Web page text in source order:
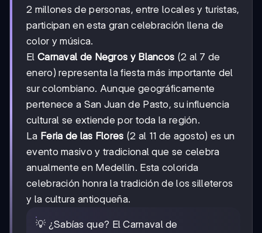
2 millones de personas, entre locales y turistas,
participan en esta gran celebración llena de
color y música.
El Carnaval de Negros y Blancos (2 al 7 de
enero) representa la fiesta más importante del
sur colombiano. Aunque geográficamente
pertenece a San Juan de Pasto, su influencia
cultural se extiende por toda la región.
La Feria de las Flores (2 al 11 de agosto) es un
evento masivo y tradicional que se celebra
anualmente en Medellín. Esta colorida
celebración honra la tradición de los silleteros
y la cultura antioqueña.
💡 ¿Sabías que? El Carnaval de